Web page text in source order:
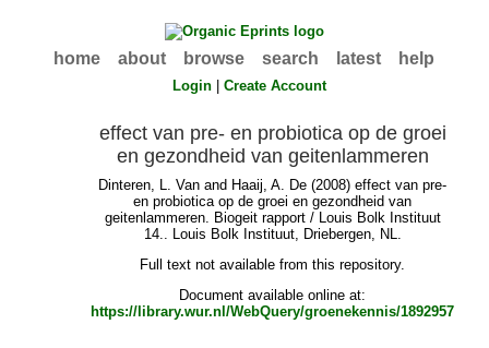
home about browse search latest help
Login |Create Account
effect van pre- en probiotica op de groei
en gezondheid van geitenlammeren
Dinteren, L. Van and Haaij, A. De (2008) effect van pre-
en probiotica op de groei en gezondheid van
geitenlammeren. Biogeit rapport / Louis Bolk Instituut
14.. Louis Bolk Instituut, Driebergen, NL.
Full text not available from this repository.
Document available online at:
https://library.wur.nl/WebQuery/groenekennis/1892957